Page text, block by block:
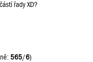
řady XD?
565/6)